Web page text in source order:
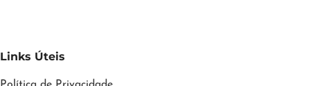
Links Úteis